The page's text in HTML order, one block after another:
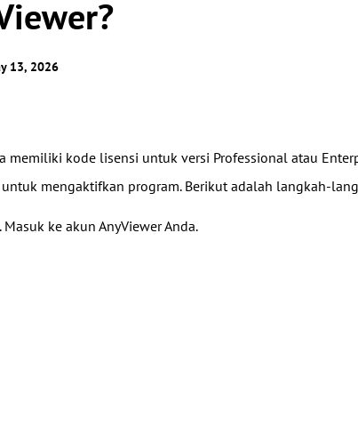
Kendalikan server luar negeri dengan
mudah
13, 2026
memiliki kode lisensi untuk versi Professional atau
untuk mengaktifkan program. Berikut adalah langkah-
Masuk ke akun AnyViewer Anda.